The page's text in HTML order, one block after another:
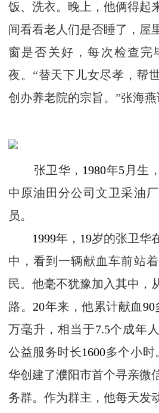
饭、洗衣。晚上，他俩得起
间看看老人们是否睡了，屋
窗是否关好，每次检查完
夜。“替天下儿女尽孝，帮
创办养老院的宗旨。”张海燕
张卫华， 1980年5 月生
中原油田分公司文卫采油
员。
1999年， 19岁的张卫华
中，看到一辆献血车前站
民。他毫不犹豫加入其中，
路。 20年来，他累计献血90
万毫升，相当于7.5个成年
公益服务时长1600多个小时
华创建了濮阳市首个寻亲
务群。作为群主，他每天发